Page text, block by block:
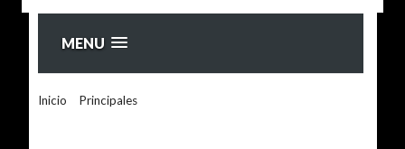
MENU
Inicio Principales>